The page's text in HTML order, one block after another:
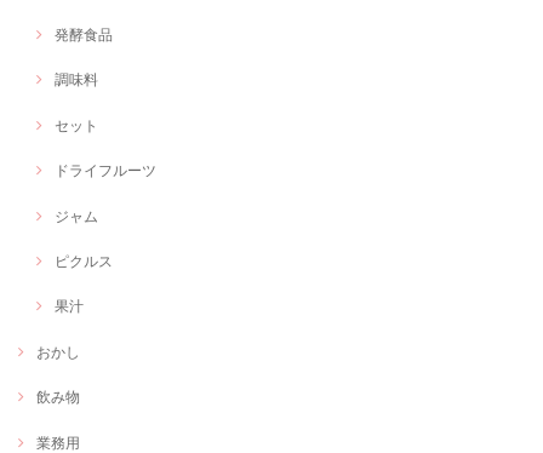
発酵食品
調味料
セット
ドライフルーツ
ジャム
ピクルス
果汁
おかし
飲み物
業務用